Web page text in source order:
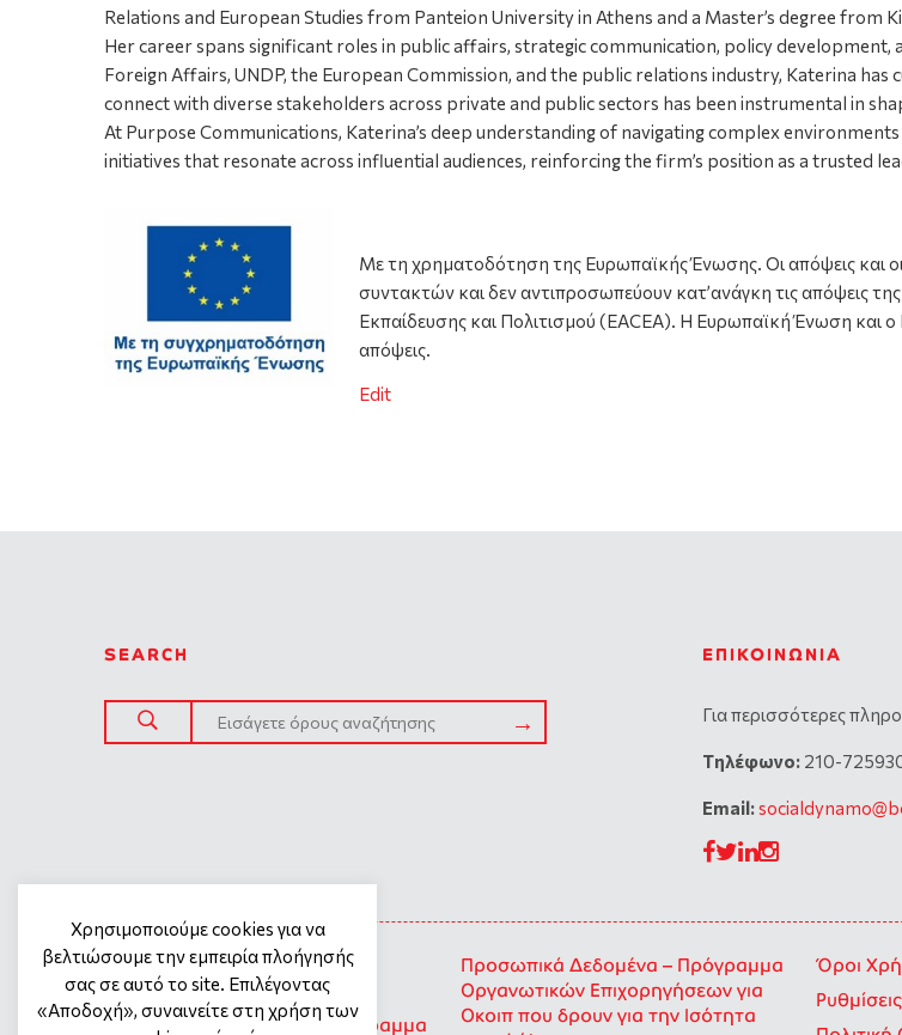
Relations and European Studies from Panteion University in Athens and a Master’s degree from
Her career spans significant roles in public affairs, strategic communication, policy
Foreign Affairs, UNDP, the European Commission, and the public relations industry, Katerina
connect with diverse stakeholders across private and public sectors has been instrumental in
At Purpose Communications, Katerina’s deep understanding of navigating complex
initiatives that resonate across influential audiences, reinforcing the firm’s position as a trusted
Με τη χρηματοδότηση της Ευρωπαϊκής Ένωσης. Οι απόψεις και
συντακτών και δεν αντιπροσωπεύουν κατ’ανάγκη τις απόψεις
Εκπαίδευσης και Πολιτισμού (EACEA). Η Ευρωπαϊκή Ένωση και
απόψεις.
Edit
SEARCH ΕΠΙΚΟΙΝΩΝΊΑ
Για περισσότερες
Tηλέφωνο: 210-
Email:
Γενική πολιτική προστασίας
προσωπικών δεδομένων
Προσωπικά Δεδομένα – Πρόγραμμα
Προσωπικά Δεδομένα – Πρόγραμμα
Οργανωτικών Επιχορηγήσεων για
Οκοιπ που δρουν για την Ισότητα
Όροι
Χρησιμοποιούμε cookies για να
βελτιώσουμε την εμπειρία πλοήγησής
σας σε αυτό το site. Επιλέγοντας
«Αποδοχή», συναινείτε στη χρήση των